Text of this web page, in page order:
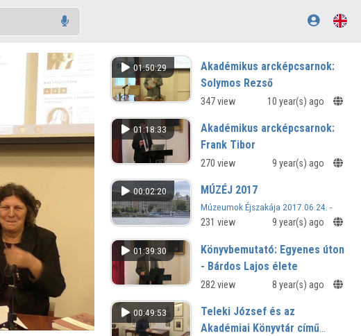
01:50:29
Akadémikus arcképcsarnok:
Solymos Rezső
347 view 10 year(s) ago
01:18:33
Akadémikus arcképcsarnok:
Frank Tibor
270 view 9 year(s) ago
00:02:20 MÚZÉJ 2017
Múzeumok Éjszakája 2017.06.24. -
Vörösmarty az Akadémiai
231 view 9 year(s) ago
01:39:30
Könyvbemutató: Egyenes úton
- Bárdos Lajos élete
282 view 8 year(s) ago
00:49:53
Teleki József és az
Akadémiai Könyvtár című